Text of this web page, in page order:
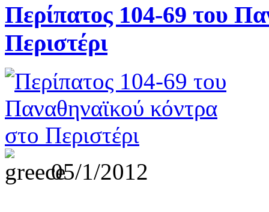
Περίπατος 104-69 του
Περιστέρι
05/1/2012